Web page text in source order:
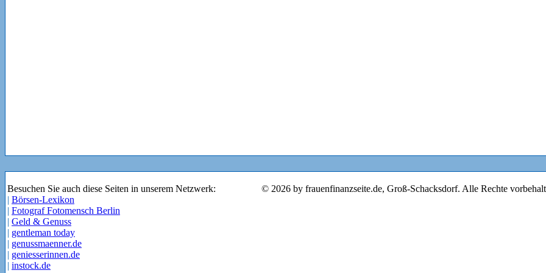
Besuchen Sie auch diese Seiten in unserem Netzwerk:
| Börsen-Lexikon
| Fotograf Fotomensch Berlin
| Geld & Genuss
| gentleman today
| genussmaenner.de
| geniesserinnen.de
| instock.de
© 2026 by frauenfinanzseite.de, Groß-Schacksdorf. Alle Rechte